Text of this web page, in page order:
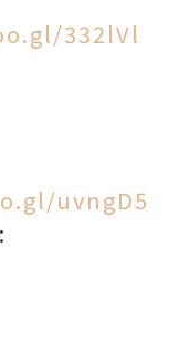
332lVl
uvngD5